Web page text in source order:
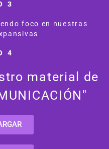
3
foco en nuestras
4
material de